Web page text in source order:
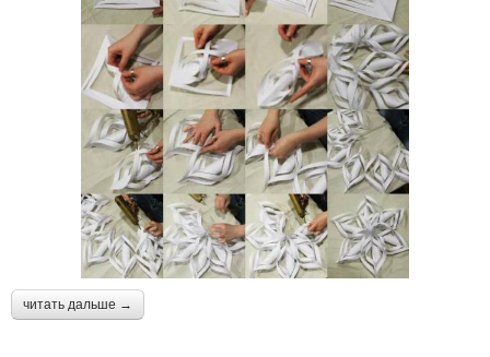
читать дальше →